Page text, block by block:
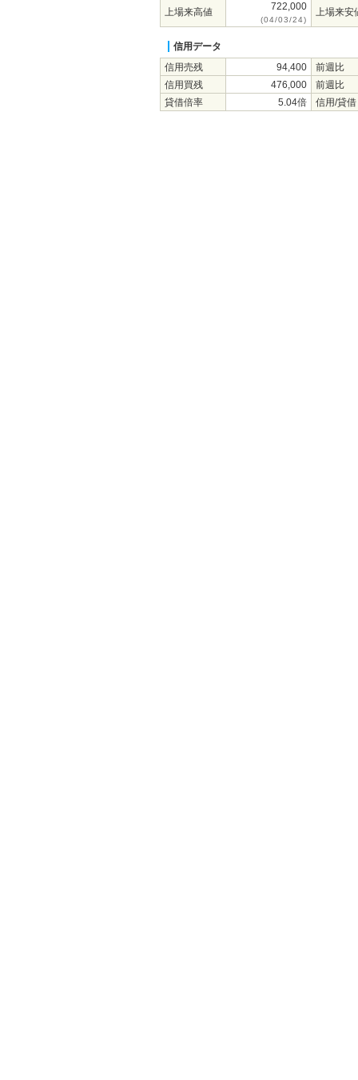
上場来高値 722,000
(04/03/24)
上場来安
信用データ
信用売残
94,400
前週比
信用買残
476,000
前週比
貸借倍率
5.04倍 信用/貸借